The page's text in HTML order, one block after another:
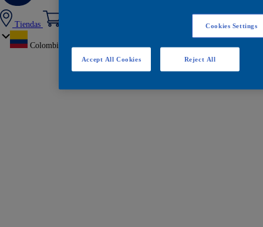
Tiendas
Colombia
Cookies Settings
Reject All
Accept All Cookies